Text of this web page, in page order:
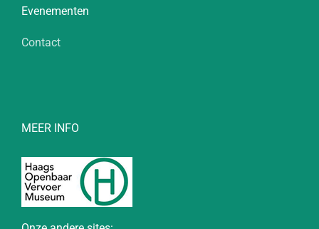
Evenementen
Contact
MEER INFO